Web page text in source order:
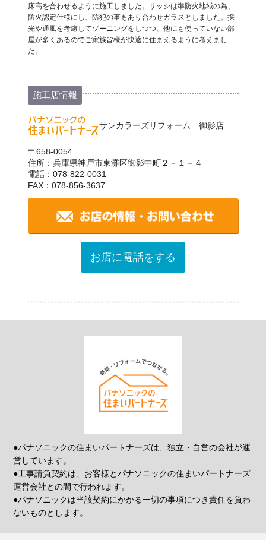
床高を合わせるように施工しました。サッシは準防火地域の為、
防火認定仕様にし、防犯の事もあり合わせガラスとしました。採
光や通風を考慮してゾーニングをしつつ、他にも使っていない部
屋が多くあるのでご家族皆様が快適に住まえるように考えまし
た。
施工店情報
サンカラーズリフォーム 御影店
〒658-0054
住所：兵庫県神戸市東灘区御影中町２－１－４
電話：078-822-0031
FAX：078-856-3637
お店に電話をする
●パナソニックの住まいパートナーズは、独立・自営の会社が運
営しています。
●工事請負契約は、お客様とパナソニックの住まいパートナーズ
運営会社との間で行われます。
●パナソニックは当該契約にかかる一切の事項につき責任を負わ
ないものとします。